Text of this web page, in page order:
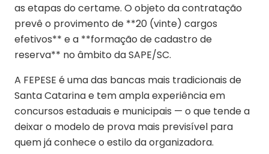
as etapas do certame. O objeto da contratação
prevê o provimento de **20 (vinte) cargos
efetivos** e a **formação de cadastro de
reserva** no âmbito da SAPE/SC.
A FEPESE é uma das bancas mais tradicionais de
Santa Catarina e tem ampla experiência em
concursos estaduais e municipais — o que tende a
deixar o modelo de prova mais previsível para
quem já conhece o estilo da organizadora.